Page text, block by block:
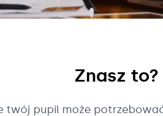
Znasz to?
twój pupil może